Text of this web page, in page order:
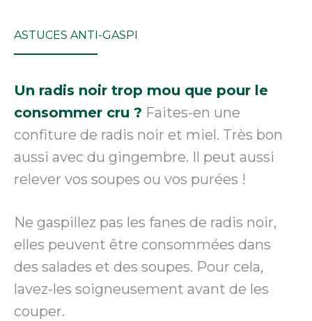
ASTUCES ANTI-GASPI
Un radis noir trop mou que pour le
consommer cru ? Faites-en une
confiture de radis noir et miel. Très bon
aussi avec du gingembre. Il peut aussi
relever vos soupes ou vos purées !
Ne gaspillez pas les fanes de radis noir,
elles peuvent être consommées dans
des salades et des soupes. Pour cela,
lavez-les soigneusement avant de les
couper.